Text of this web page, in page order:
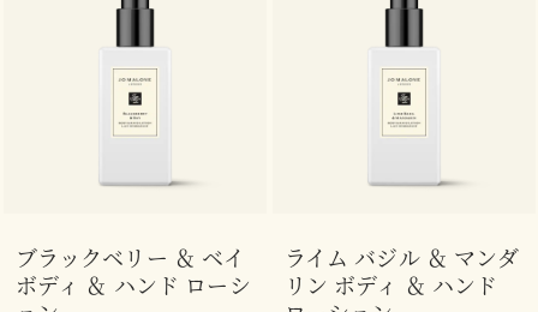
ブラックベリー ＆ ベイ
ボディ ＆ ハンド ローシ
ライム バジル ＆ マンダ
リン ボディ ＆ ハンド